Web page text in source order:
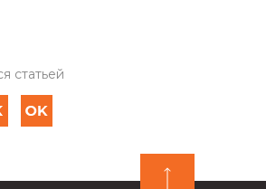
статьей